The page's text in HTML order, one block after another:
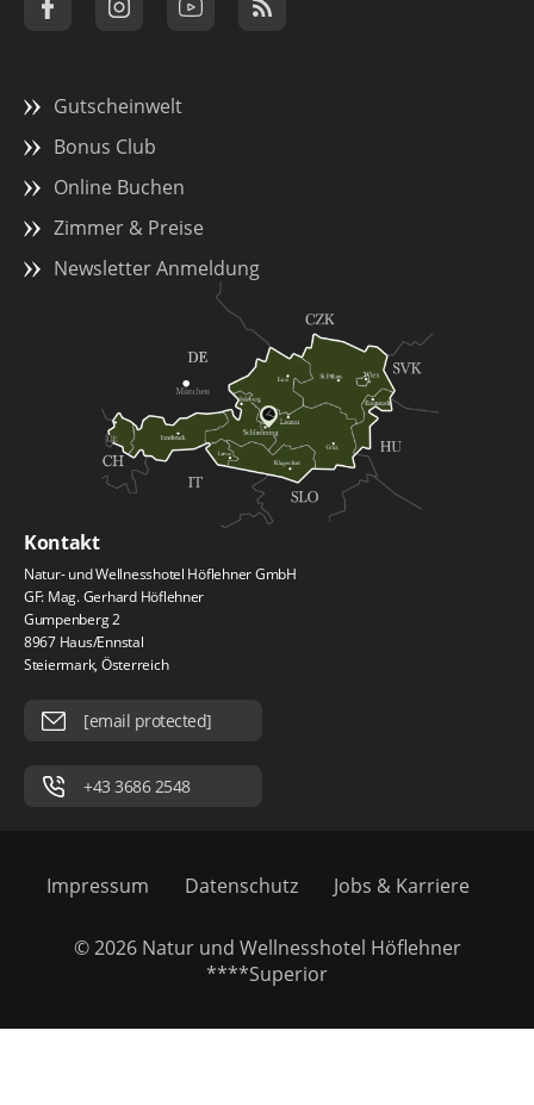
Gutscheinwelt
Bonus Club
Online Buchen
Zimmer & Preise
Newsletter Anmeldung
Kontakt
Natur- und Wellnesshotel Höflehner GmbH
GF: Mag. Gerhard Höflehner
Gumpenberg 2
8967 Haus/Ennstal
Steiermark, Österreich
[email protected]
+43 3686 2548
Impressum Datenschutz Jobs & Karriere
© 2026 Natur und Wellnesshotel Höflehner
****Superior